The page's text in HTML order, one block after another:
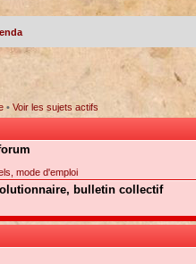
• Voir les sujets actifs
mode d'emploi
bulletin collectif